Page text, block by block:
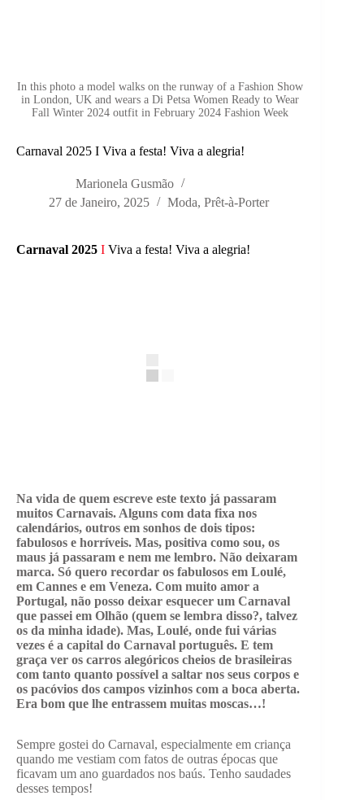
In this photo a model walks on the runway of a Fashion Show
in London, UK and wears a Di Petsa Women Ready to Wear
Fall Winter 2024 outfit in February 2024 Fashion Week
Carnaval 2025 I Viva a festa! Viva a alegria!
Marionela Gusmão
27 de Janeiro, 2025
Moda, Prêt-à-Porter
Carnaval 2025 I Viva a festa! Viva a alegria!
Na vida de quem escreve este texto já passaram
muitos Carnavais. Alguns com data fixa nos
calendários, outros em sonhos de dois tipos:
fabulosos e horríveis. Mas, positiva como sou, os
maus já passaram e nem me lembro. Não deixaram
marca. Só quero recordar os fabulosos em Loulé,
em Cannes e em Veneza. Com muito amor a
Portugal, não posso deixar esquecer um Carnaval
que passei em Olhão (quem se lembra disso?, talvez
os da minha idade). Mas, Loulé, onde fui várias
vezes é a capital do Carnaval português. E tem
graça ver os carros alegóricos cheios de brasileiras
com tanto quanto possível a saltar nos seus corpos e
os pacóvios dos campos vizinhos com a boca aberta.
Era bom que lhe entrassem muitas moscas…!
Sempre gostei do Carnaval, especialmente em criança
quando me vestiam com fatos de outras épocas que
ficavam um ano guardados nos baús. Tenho saudades
desses tempos!